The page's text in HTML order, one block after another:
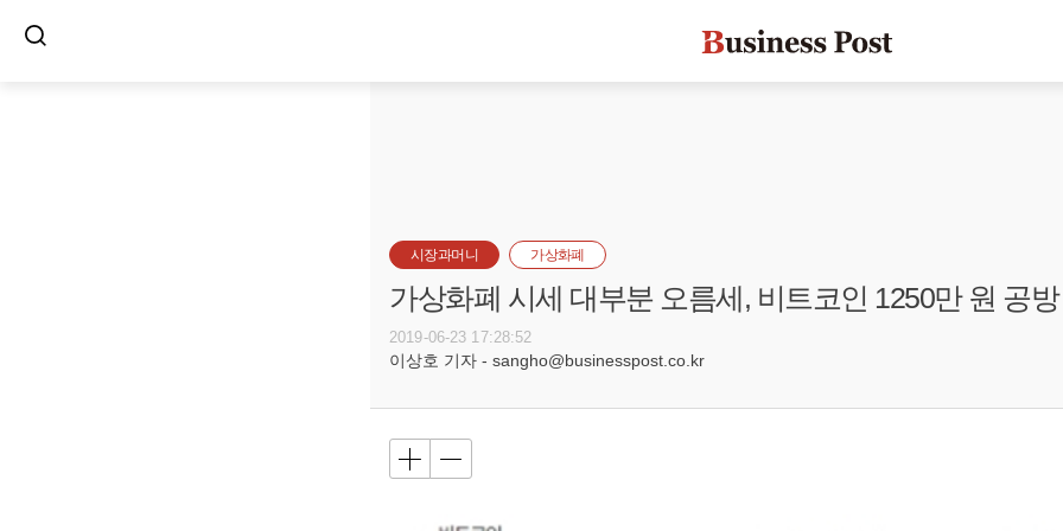
시장과머니 가상화폐
가상화폐 시세 대부분 오름세, 비트코인 1250만 원 공
2019-06-23 17:28:52
이상호 기자 - sangho@businesspost.co.kr